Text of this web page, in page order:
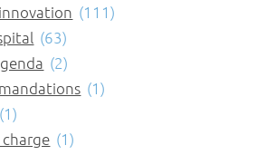
(111)
(63)
(2)
(1)
(1)
(1)